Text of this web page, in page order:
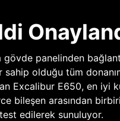
gövde panelinden
sahip olduğu tüm
Excalibur E650, en iyi
bileşen arasından
edilerek sunuluyor.